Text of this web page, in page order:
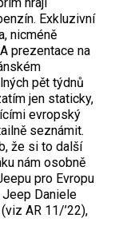
Exkluzivní
nicméně
prezentace na
pět týdnů
jen staticky,
evropský
seznámit.
že si to další
nám osobně
pro Evropu
Jeep Daniele
AR 11/’22),